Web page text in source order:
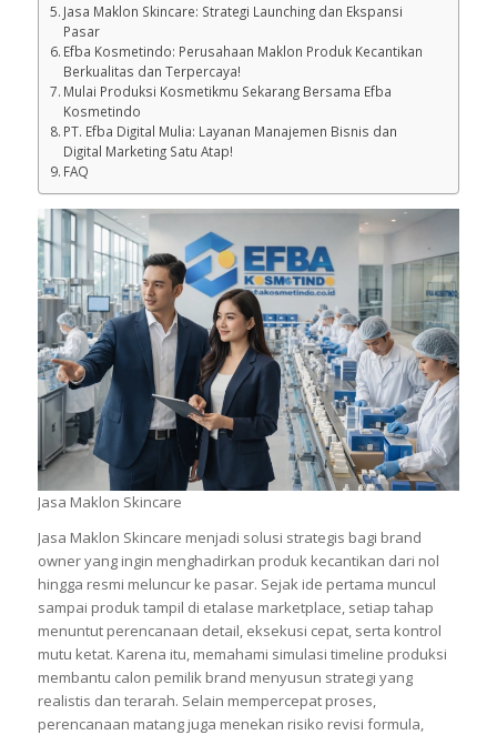
Jasa Maklon Skincare: Strategi Launching dan Ekspansi
Pasar
Efba Kosmetindo: Perusahaan Maklon Produk Kecantikan
Berkualitas dan Terpercaya!
Mulai Produksi Kosmetikmu Sekarang Bersama Efba
Kosmetindo
PT. Efba Digital Mulia: Layanan Manajemen Bisnis dan
Digital Marketing Satu Atap!
FAQ
Jasa Maklon Skincare
Jasa Maklon Skincare menjadi solusi strategis bagi brand
owner yang ingin menghadirkan produk kecantikan dari nol
hingga resmi meluncur ke pasar. Sejak ide pertama muncul
sampai produk tampil di etalase marketplace, setiap tahap
menuntut perencanaan detail, eksekusi cepat, serta kontrol
mutu ketat. Karena itu, memahami simulasi timeline produksi
membantu calon pemilik brand menyusun strategi yang
realistis dan terarah. Selain mempercepat proses,
perencanaan matang juga menekan risiko revisi formula,